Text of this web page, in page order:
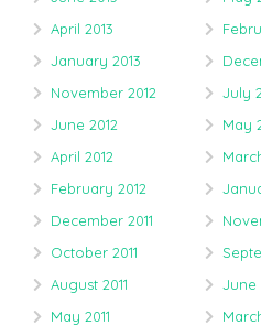
April 2013
January 2013
November 2012
July
June 2012
May
April 2012
February 2012
December 2011
October 2011
August 2011
June
May 2011